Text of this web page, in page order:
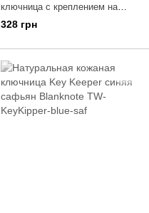
ключница с креплением на
карабине, коллекция "World
328 грн